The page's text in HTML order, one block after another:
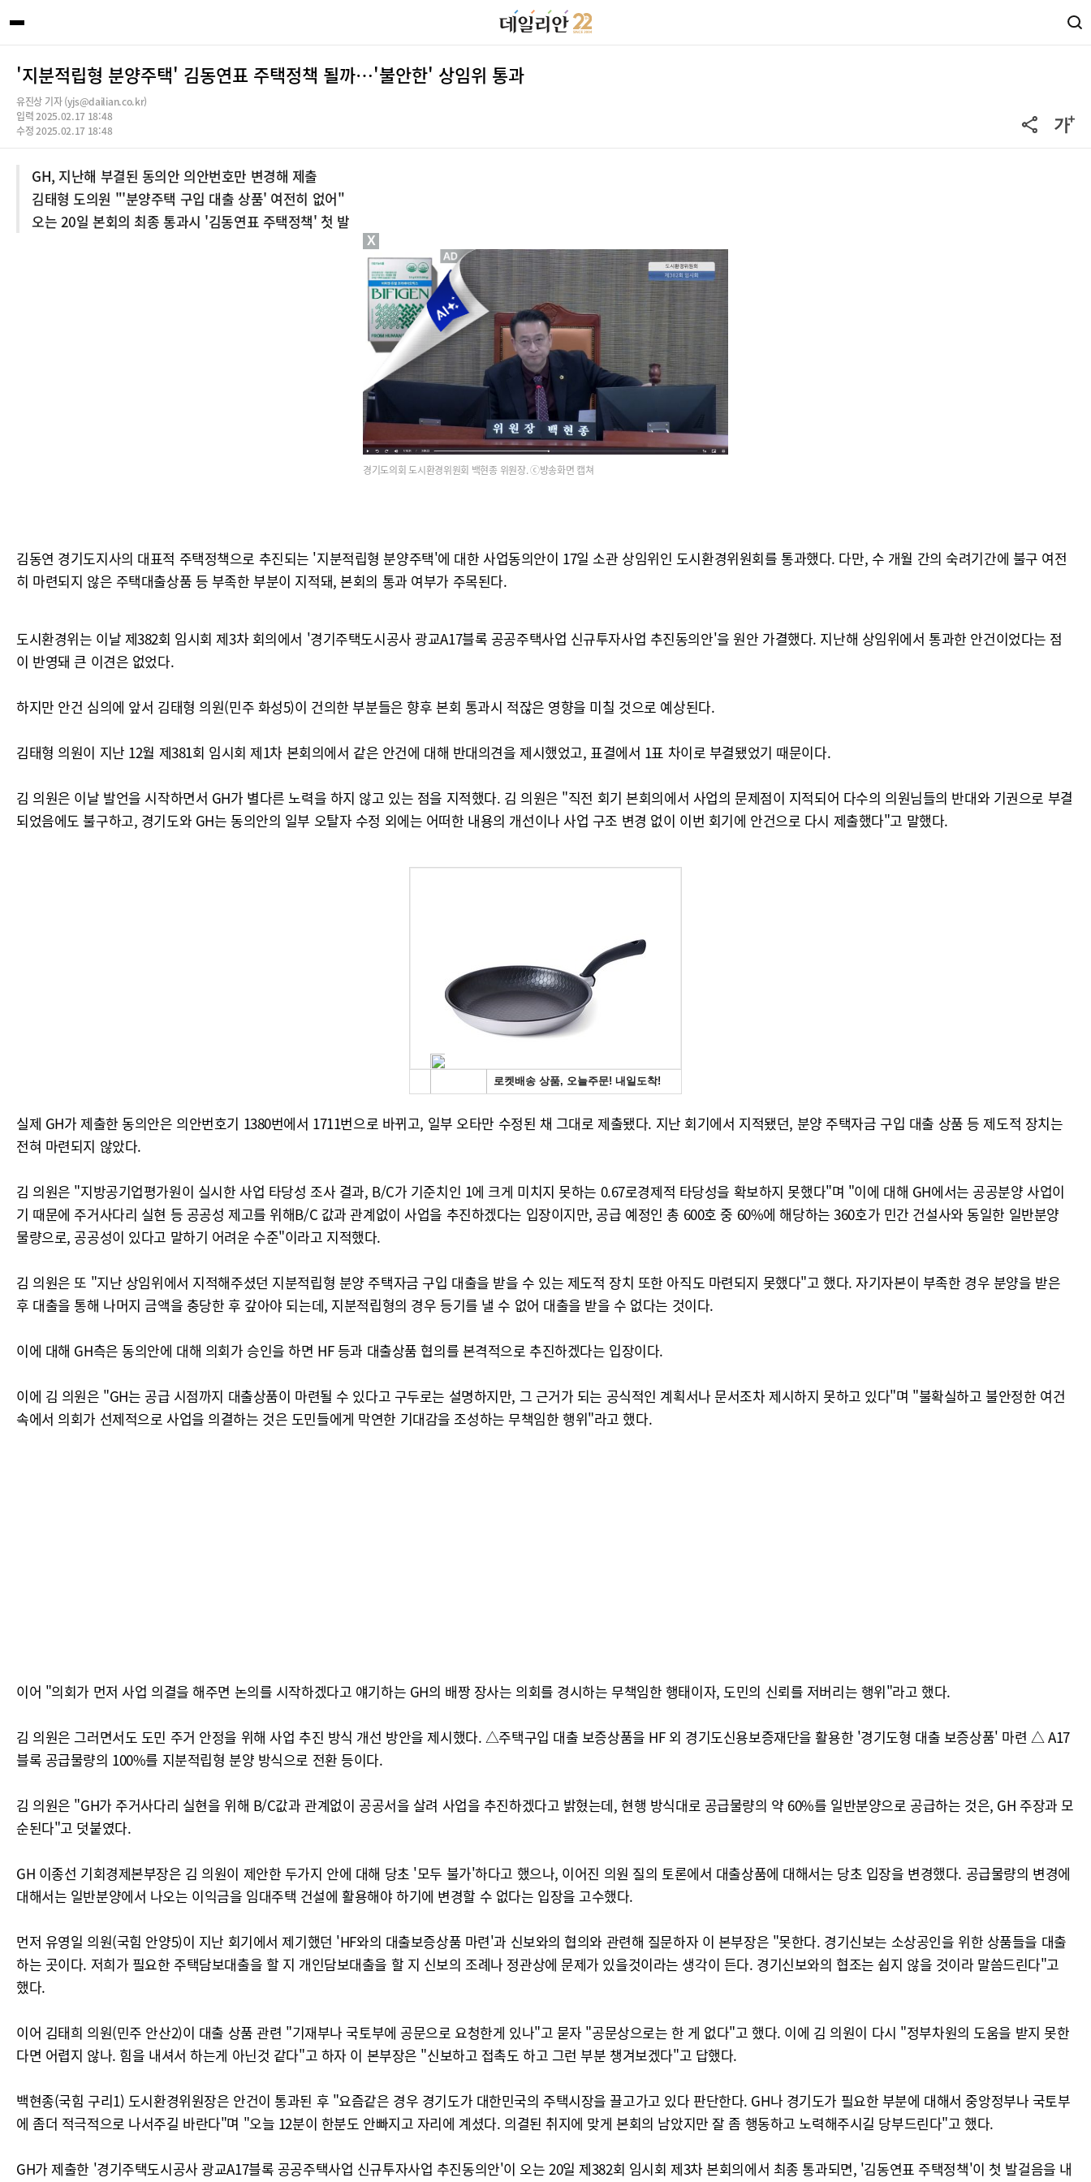
'지분적립형 분양주택' 김동연표 주택정책 될까…'불안한' 상임위 통과
유진상 기자 (yjs@dailian.co.kr)
입력 2025.02.17 18:48
수정 2025.02.17 18:48
GH, 지난해 부결된 동의안 의안번호만 변경해 제출
김태형 도의원 "'분양주택 구입 대출 상품' 여전히 없어"
오는 20일 본회의 최종 통과시 '김동연표 주택정책' 첫 발
경기도의회 도시환경위원회 백현종 위원장. ⓒ방송화면 캡쳐
김동연 경기도지사의 대표적 주택정책으로 추진되는 '지분적립형 분양주택'에 대한 사업동의안이 17일 소관 상임위인 도시환경위원회를 통과했다. 다만, 수 개월 간의 숙려기간에 불구 여전
히 마련되지 않은 주택대출상품 등 부족한 부분이 지적돼, 본회의 통과 여부가 주목된다.
도시환경위는 이날 제382회 임시회 제3차 회의에서 '경기주택도시공사 광교A17블록 공공주택사업 신규투자사업 추진동의안'을 원안 가결했다. 지난해 상임위에서 통과한 안건이었다는 점
이 반영돼 큰 이견은 없었다.
하지만 안건 심의에 앞서 김태형 의원(민주 화성5)이 건의한 부분들은 향후 본회 통과시 적잖은 영향을 미칠 것으로 예상된다.
김태형 의원이 지난 12월 제381회 임시회 제1차 본회의에서 같은 안건에 대해 반대의견을 제시했었고, 표결에서 1표 차이로 부결됐었기 때문이다.
김 의원은 이날 발언을 시작하면서 GH가 별다른 노력을 하지 않고 있는 점을 지적했다. 김 의원은 "직전 회기 본회의에서 사업의 문제점이 지적되어 다수의 의원님들의 반대와 기권으로 부결
되었음에도 불구하고, 경기도와 GH는 동의안의 일부 오탈자 수정 외에는 어떠한 내용의 개선이나 사업 구조 변경 없이 이번 회기에 안건으로 다시 제출했다"고 말했다.
실제 GH가 제출한 동의안은 의안번호기 1380번에서 1711번으로 바뀌고, 일부 오타만 수정된 채 그대로 제출됐다. 지난 회기에서 지적됐던, 분양 주택자금 구입 대출 상품 등 제도적 장치는
전혀 마련되지 않았다.
김 의원은 "지방공기업평가원이 실시한 사업 타당성 조사 결과, B/C가 기준치인 1에 크게 미치지 못하는 0.67로경제적 타당성을 확보하지 못했다"며 "이에 대해 GH에서는 공공분양 사업이
기 때문에 주거사다리 실현 등 공공성 제고를 위해B/C 값과 관계없이 사업을 추진하겠다는 입장이지만, 공급 예정인 총 600호 중 60%에 해당하는 360호가 민간 건설사와 동일한 일반분양
물량으로, 공공성이 있다고 말하기 어려운 수준"이라고 지적했다.
김 의원은 또 "지난 상임위에서 지적해주셨던 지분적립형 분양 주택자금 구입 대출을 받을 수 있는 제도적 장치 또한 아직도 마련되지 못했다"고 했다. 자기자본이 부족한 경우 분양을 받은
후 대출을 통해 나머지 금액을 충당한 후 갚아야 되는데, 지분적립형의 경우 등기를 낼 수 없어 대출을 받을 수 없다는 것이다.
이에 대해 GH측은 동의안에 대해 의회가 승인을 하면 HF 등과 대출상품 협의를 본격적으로 추진하겠다는 입장이다.
이에 김 의원은 "GH는 공급 시점까지 대출상품이 마련될 수 있다고 구두로는 설명하지만, 그 근거가 되는 공식적인 계획서나 문서조차 제시하지 못하고 있다"며 "불확실하고 불안정한 여건
속에서 의회가 선제적으로 사업을 의결하는 것은 도민들에게 막연한 기대감을 조성하는 무책임한 행위"라고 했다.
이어 "의회가 먼저 사업 의결을 해주면 논의를 시작하겠다고 얘기하는 GH의 배짱 장사는 의회를 경시하는 무책임한 행태이자, 도민의 신뢰를 저버리는 행위"라고 했다.
김 의원은 그러면서도 도민 주거 안정을 위해 사업 추진 방식 개선 방안을 제시했다. △주택구입 대출 보증상품을 HF 외 경기도신용보증재단을 활용한 '경기도형 대출 보증상품' 마련 △ A17
블록 공급물량의 100%를 지분적립형 분양 방식으로 전환 등이다.
김 의원은 "GH가 주거사다리 실현을 위해 B/C값과 관계없이 공공서을 살려 사업을 추진하겠다고 밝혔는데, 현행 방식대로 공급물량의 약 60%를 일반분양으로 공급하는 것은, GH 주장과 모
순된다"고 덧붙였다.
GH 이종선 기회경제본부장은 김 의원이 제안한 두가지 안에 대해 당초 '모두 불가'하다고 했으나, 이어진 의원 질의 토론에서 대출상품에 대해서는 당초 입장을 변경했다. 공급물량의 변경에
대해서는 일반분양에서 나오는 이익금을 임대주택 건설에 활용해야 하기에 변경할 수 없다는 입장을 고수했다.
먼저 유영일 의원(국힘 안양5)이 지난 회기에서 제기했던 'HF와의 대출보증상품 마련'과 신보와의 협의와 관련해 질문하자 이 본부장은 "못한다. 경기신보는 소상공인을 위한 상품들을 대출
하는 곳이다. 저희가 필요한 주택담보대출을 할 지 개인담보대출을 할 지 신보의 조례나 정관상에 문제가 있을것이라는 생각이 든다. 경기신보와의 협조는 쉽지 않을 것이라 말씀드린다"고
했다.
이어 김태희 의원(민주 안산2)이 대출 상품 관련 "기재부나 국토부에 공문으로 요청한게 있나"고 묻자 "공문상으로는 한 게 없다"고 했다. 이에 김 의원이 다시 "정부차원의 도움을 받지 못한
다면 어렵지 않나. 힘을 내셔서 하는게 아닌것 같다"고 하자 이 본부장은 "신보하고 접촉도 하고 그런 부분 챙겨보겠다"고 답했다.
백현종(국힘 구리1) 도시환경위원장은 안건이 통과된 후 "요즘같은 경우 경기도가 대한민국의 주택시장을 끌고가고 있다 판단한다. GH나 경기도가 필요한 부분에 대해서 중앙정부나 국토부
에 좀더 적극적으로 나서주길 바란다"며 "오늘 12분이 한분도 안빠지고 자리에 계셨다. 의결된 취지에 맞게 본회의 남았지만 잘 좀 행동하고 노력해주시길 당부드린다"고 했다.
GH가 제출한 '경기주택도시공사 광교A17블록 공공주택사업 신규투자사업 추진동의안'이 오는 20일 제382회 임시회 제3차 본회의에서 최종 통과되면, '김동연표 주택정책'이 첫 발걸음을 내
X